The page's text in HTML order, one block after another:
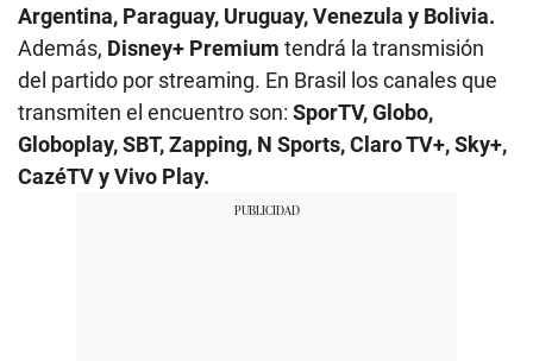
Argentina, Paraguay, Uruguay, Venezula y Bolivia.
Además, Disney+ Premium tendrá la transmisión
del partido por streaming. En Brasil los canales que
transmiten el encuentro son: SporTV, Globo,
Globoplay, SBT, Zapping, N Sports, Claro TV+, Sky+,
CazéTV y Vivo Play.